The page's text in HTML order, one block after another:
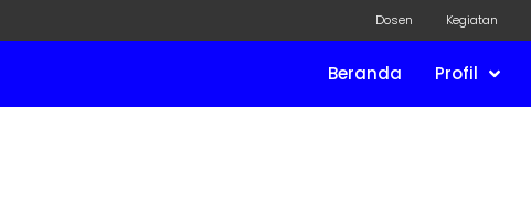
Dosen Kegiatan
Beranda Profil